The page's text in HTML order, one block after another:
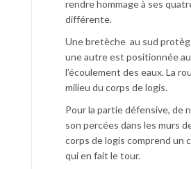
rendre hommage à ses
différente.
Une bretèche au sud
une autre est positionnée
l’écoulement des eaux. La
milieu du corps de logis.
Pour la partie défensive, de
son percées dans les murs
corps de logis comprend un
qui en fait le tour.